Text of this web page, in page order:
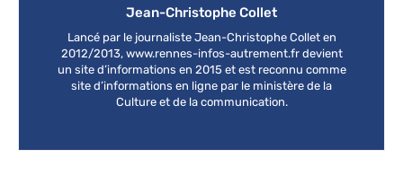
Jean-Christophe Collet
Lancé par le journaliste Jean-Christophe Collet en
2012/2013, www.rennes-infos-autrement.fr devient
un site d’informations en 2015 et est reconnu comme
site d’informations en ligne par le ministère de la
Culture et de la communication.